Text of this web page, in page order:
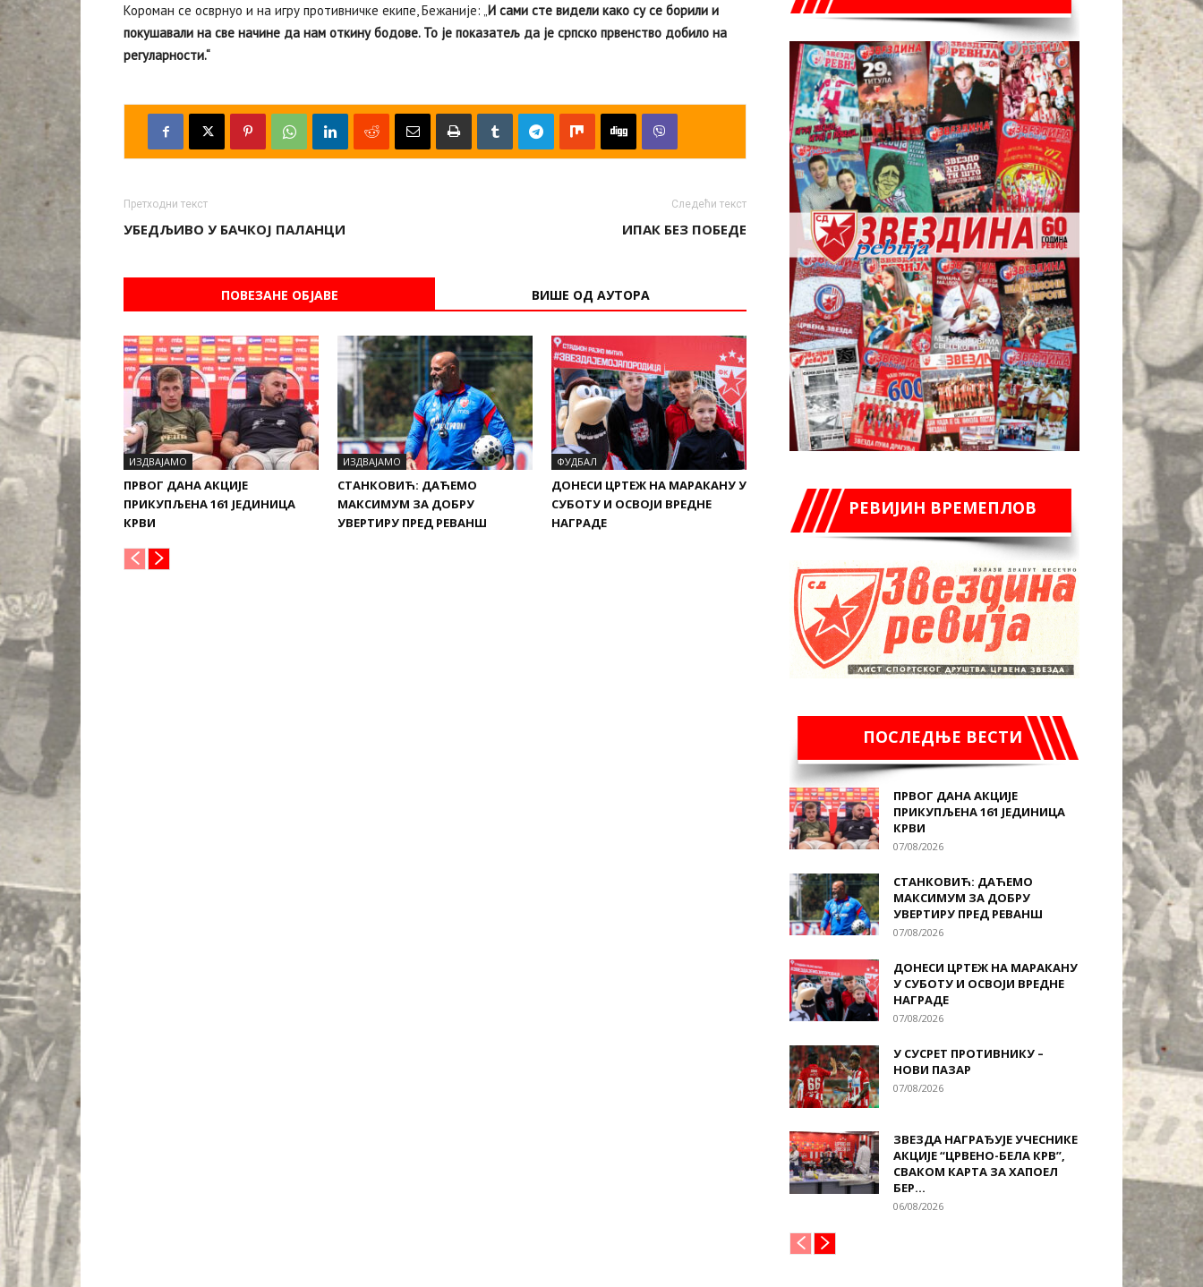
Короман се осврнуо и на игру противничке екипе, Бежаније: „И сами сте видели како су се борили и
покушавали на све начине да нам откину бодове. То је показатељ да је српско првенство добило на
регуларности.“
Претходни текст
УБЕДЉИВО У БАЧКОЈ ПАЛАНЦИ
Следећи текст
ИПАК БЕЗ ПОБЕДЕ
ПОВЕЗАНЕ ОБЈАВЕ ВИШЕ ОД АУТОРА
ИЗДВАЈАМО
ПРВОГ ДАНА АКЦИЈЕ
ПРИКУПЉЕНА 161 ЈЕДИНИЦА
КРВИ
ИЗДВАЈАМО
СТАНКОВИЋ: ДАЋЕМО
МАКСИМУМ ЗА ДОБРУ
УВЕРТИРУ ПРЕД РЕВАНШ
ФУДБАЛ
ДОНЕСИ ЦРТЕЖ НА МАРАКАНУ У
СУБОТУ И ОСВОЈИ ВРЕДНЕ
НАГРАДЕ
РЕВИЈИН ВРЕМЕПЛОВ
ПОСЛЕДЊЕ ВЕСТИ
ПРВОГ ДАНА АКЦИЈЕ
ПРИКУПЉЕНА 161 ЈЕДИНИЦА
КРВИ
07/08/2026
СТАНКОВИЋ: ДАЋЕМО
МАКСИМУМ ЗА ДОБРУ
УВЕРТИРУ ПРЕД РЕВАНШ
07/08/2026
ДОНЕСИ ЦРТЕЖ НА МАРАКАНУ
У СУБОТУ И ОСВОЈИ ВРЕДНЕ
НАГРАДЕ
07/08/2026
У СУСРЕТ ПРОТИВНИКУ –
НОВИ ПАЗАР
07/08/2026
ЗВЕЗДА НАГРАЂУЈЕ УЧЕСНИКЕ
АКЦИЈЕ “ЦРВЕНО-БЕЛА КРВ”,
СВАКОМ КАРТА ЗА ХАПОЕЛ
БЕР...
06/08/2026